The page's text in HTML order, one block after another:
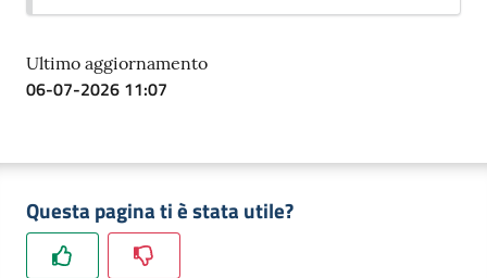
Ultimo aggiornamento
06-07-2026 11:07
Questa pagina ti è stata utile?